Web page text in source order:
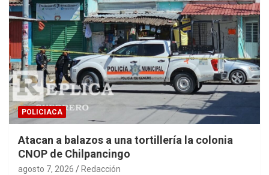
POLICIACA
Atacan a balazos a una tortillería la colonia
CNOP de Chilpancingo
agosto 7, 2026 Redacción